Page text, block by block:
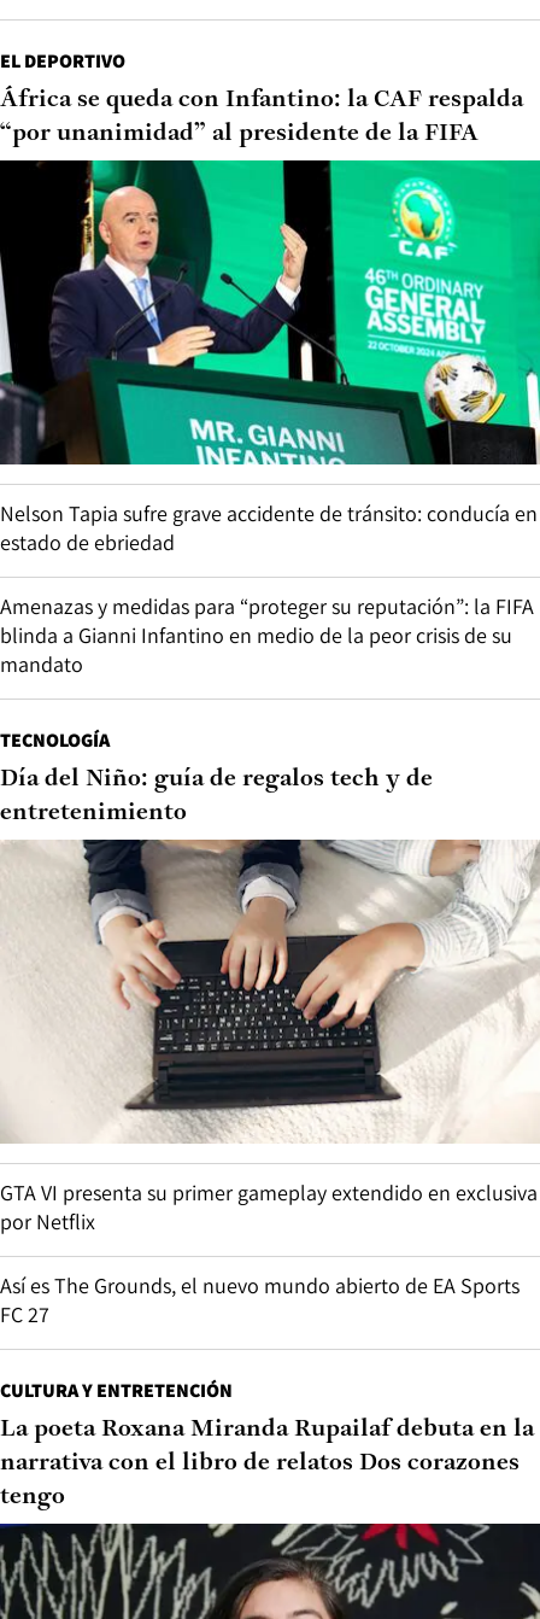
EL DEPORTIVO
África se queda con Infantino: la CAF respalda
“por unanimidad” al presidente de la FIFA
Nelson Tapia sufre grave accidente de tránsito: conducía en
estado de ebriedad
Amenazas y medidas para “proteger su reputación”: la FIFA
blinda a Gianni Infantino en medio de la peor crisis de su
mandato
TECNOLOGÍA
Día del Niño: guía de regalos tech y de
entretenimiento
GTA VI presenta su primer gameplay extendido en exclusiva
por Netflix
Así es The Grounds, el nuevo mundo abierto de EA Sports
FC 27
CULTURA Y ENTRETENCIÓN
La poeta Roxana Miranda Rupailaf debuta en la
narrativa con el libro de relatos Dos corazones
tengo